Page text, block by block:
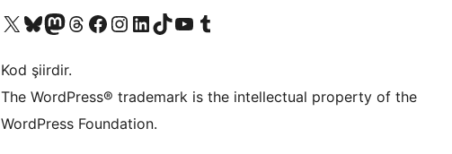
X (eski Twitter) hesabımıza bakın
Bluesky hesabımızı ziyaret edinMastodon hesabımızı ziyaret edinThreads hesabımızı ziyaret edinFacebook sayfamızı ziyaret edinInstagram hesabımızı ziyaret edinLinkedIn hesabımızı ziyaret edinTikTok hesabımızı ziyaret edinYouTube kanalımızı ziyaret edinTumblr hesabımızı ziyaret edin
Kod şiirdir.
The WordPress® trademark is the intellectual property of the
WordPress Foundation.